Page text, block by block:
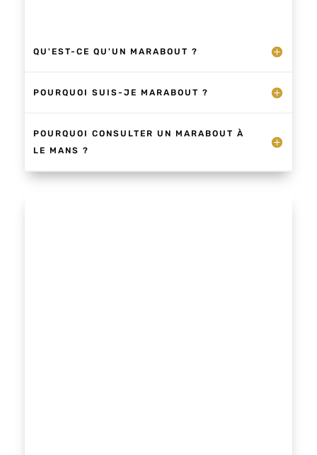
QU'EST-CE QU'UN MARABOUT ?
POURQUOI SUIS-JE MARABOUT ?
POURQUOI CONSULTER UN MARABOUT À
LE MANS ?